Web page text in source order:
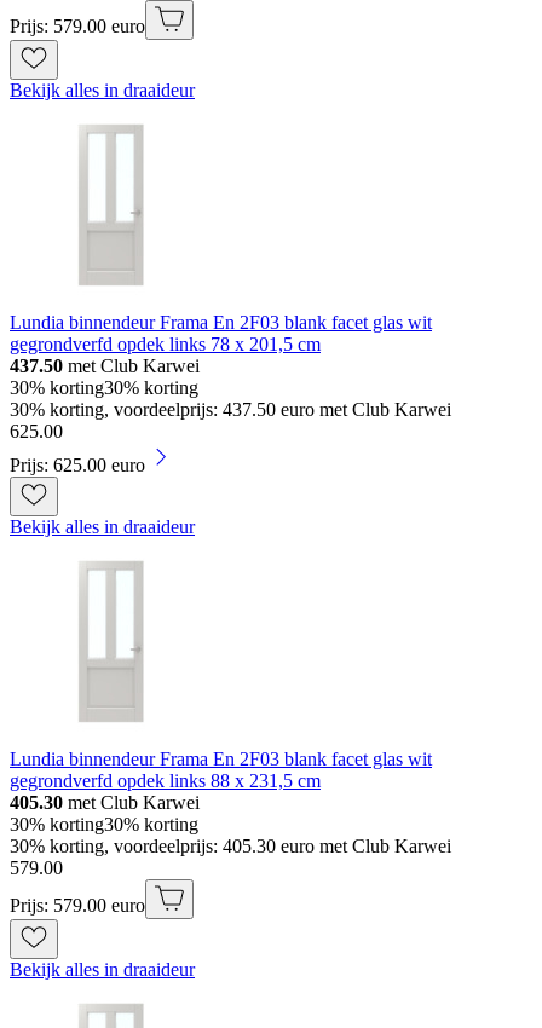
Prijs: 579.00 euro
Bekijk alles in draaideur
Lundia binnendeur Frama En 2F03 blank facet glas wit
gegrondverfd opdek links 78 x 201,5 cm
437.50 met Club Karwei
30% korting30% korting
30% korting, voordeelprijs: 437.50 euro met Club Karwei
625.00
Prijs: 625.00 euro
Bekijk alles in draaideur
Lundia binnendeur Frama En 2F03 blank facet glas wit
gegrondverfd opdek links 88 x 231,5 cm
405.30 met Club Karwei
30% korting30% korting
30% korting, voordeelprijs: 405.30 euro met Club Karwei
579.00
Prijs: 579.00 euro
Bekijk alles in draaideur